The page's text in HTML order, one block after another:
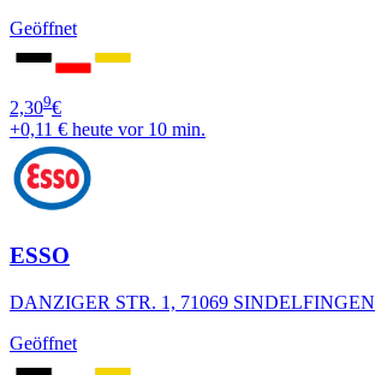
Geöffnet
2,309€
+0,11 € heute vor 10 min.
ESSO
DANZIGER STR. 1, 71069 SINDELFINGEN
Geöffnet